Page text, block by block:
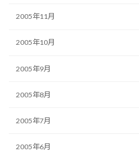
2005年11月
2005年10月
2005年9月
2005年8月
2005年7月
2005年6月